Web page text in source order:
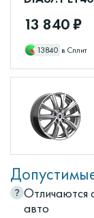
13 840 ₽
13840 в Сплит
Отличаются
авто